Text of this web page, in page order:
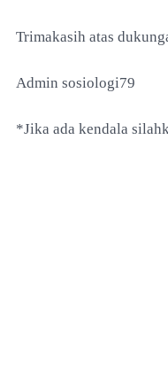
Trimakasih atas
Admin sosiologi79
*Jika ada kendala